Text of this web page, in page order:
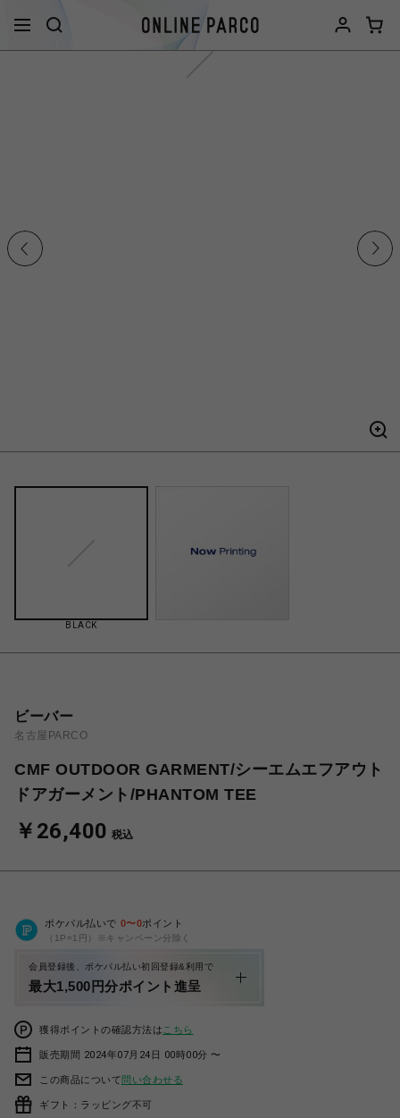
BLACK
ビーバー
名古屋PARCO
CMF OUTDOOR GARMENT/シーエムエフアウト
ドアガーメント/PHANTOM TEE
￥26,400 税込
ポケパル払いで 0〜0ポイント
（1P=1円）※キャンペーン分除く
会員登録後、ポケパル払い初回登録&利用で
最大1,500円分ポイント進呈
獲得ポイントの確認方法は こちら
販売期間 2024年07月24日 00時00分 〜
この商品について問い合わせる
ギフト：ラッピング不可